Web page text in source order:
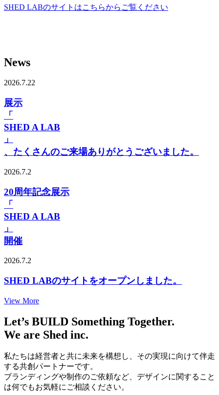
SHED LABのサイトはこちらからご覧ください
News
2026.7.22
展示
「
SHED A LAB
」
、たくさんのご来場ありがとうございました。
2026.7.2
20周年記念展示
「
SHED A LAB
」
開催
2026.7.2
SHED LABのサイトをオープンしました。
View More
Let’s BUILD Something Together.
We are Shed inc.
私たちは経営者と共に未来を構想し、その実現に向けて伴走
する共創パートナーです。
ブランディングや制作のご依頼など、デザインに関すること
は何でもお気軽にご相談ください。